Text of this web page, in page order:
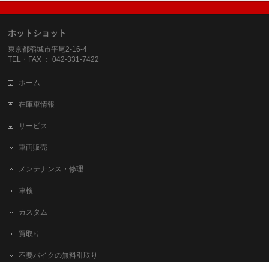
ホットショット
東京都稲城市平尾2-16-4
TEL・FAX ： 042-331-7422
ホーム
在庫車情報
サービス
車両販売
メンテナンス・修理
車検
カスタム
買取り
不要バイクの無料引取り